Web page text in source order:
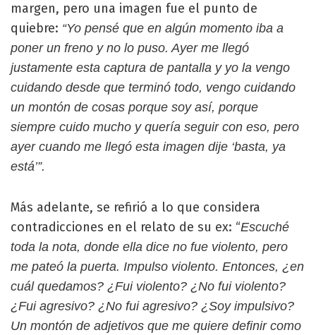
margen, pero una imagen fue el punto de
quiebre: “Yo pensé que en algún momento iba a
poner un freno y no lo puso. Ayer me llegó
justamente esta captura de pantalla y yo la vengo
cuidando desde que terminó todo, vengo cuidando
un montón de cosas porque soy así, porque
siempre cuido mucho y quería seguir con eso, pero
ayer cuando me llegó esta imagen dije ‘basta, ya
está’”.
Más adelante, se refirió a lo que considera
contradicciones en el relato de su ex: “Escuché
toda la nota, donde ella dice no fue violento, pero
me pateó la puerta. Impulso violento. Entonces, ¿en
cuál quedamos? ¿Fui violento? ¿No fui violento?
¿Fui agresivo? ¿No fui agresivo? ¿Soy impulsivo?
Un montón de adjetivos que me quiere definir como